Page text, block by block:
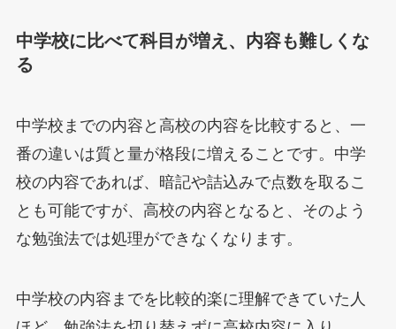
中学校に比べて科目が増え、内容も難しくな
る
中学校までの内容と高校の内容を比較すると、一
番の違いは質と量が格段に増えることです。中学
校の内容であれば、暗記や詰込みで点数を取るこ
とも可能ですが、高校の内容となると、そのよう
な勉強法では処理ができなくなります。
中学校の内容までを比較的楽に理解できていた人